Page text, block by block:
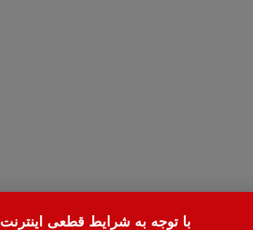
با توجه به شرایط قطعی اینترنت